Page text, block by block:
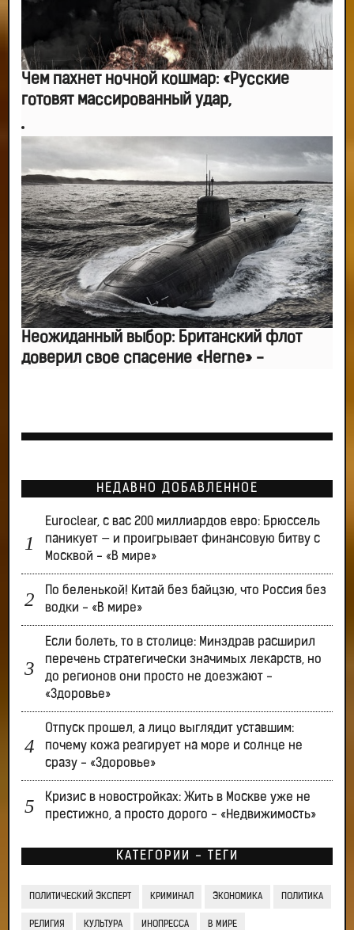
Чем пахнет ночной кошмар: «Русские
готовят массированный удар,
Неожиданный выбор: Британский флот
доверил свое спасение «Herne» -
НЕДАВНО ДОБАВЛЕННОЕ
Euroclear, с вас 200 миллиардов евро: Брюссель
паникует — и проигрывает финансовую битву с
Москвой - «В мире»
По беленькой! Китай без байцзю, что Россия без
водки - «В мире»
Если болеть, то в столице: Минздрав расширил
перечень стратегически значимых лекарств, но
до регионов они просто не доезжают -
«Здоровье»
Отпуск прошел, а лицо выглядит уставшим:
почему кожа реагирует на море и солнце не
сразу - «Здоровье»
Кризис в новостройках: Жить в Москве уже не
престижно, а просто дорого - «Недвижимость»
КАТЕГОРИИ - ТЕГИ
ПОЛИТИЧЕСКИЙ ЭКСПЕРТ КРИМИНАЛ ЭКОНОМИКА ПОЛИТИКА
РЕЛИГИЯ КУЛЬТУРА ИНОПРЕССА В МИРЕ